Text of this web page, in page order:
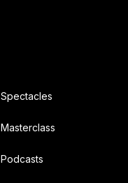
Spectacles
Masterclass
Podcasts